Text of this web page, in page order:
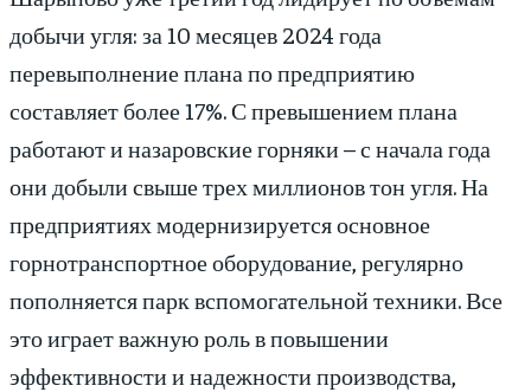
добычи угля: за 10 месяцев 2024 года
перевыполнение плана по предприятию
составляет более 17%. С превышением плана
работают и назаровские горняки – с начала года
они добыли свыше трех миллионов тон угля. На
предприятиях модернизируется основное
горнотранспортное оборудование, регулярно
пополняется парк вспомогательной техники. Все
это играет важную роль в повышении
эффективности и надежности производства,